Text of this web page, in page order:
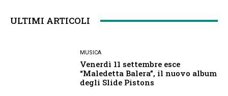
ULTIMI ARTICOLI
MUSICA
Venerdì 11 settembre esce
“Maledetta Balera”, il nuovo album
degli Slide Pistons